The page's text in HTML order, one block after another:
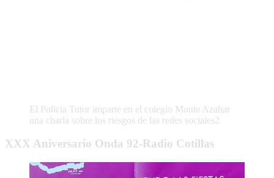
El Policia Tutor imparte en el colegio Monte Azahar
una charla sobre los riesgos de las redes sociales2
XXX Aniversario Onda 92-Radio Cotillas